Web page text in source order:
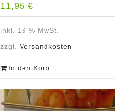
11,95 €
inkl. 19 % MwSt.
zzgl. Versandkosten
In den Korb